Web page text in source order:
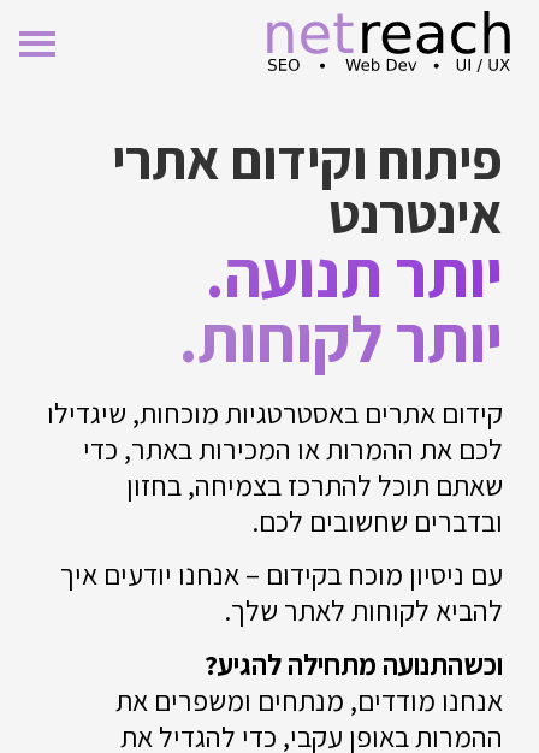
אתרי
באסטרטגיות מוכחות, שיגדילו
או המכירות באתר, כדי
בצמיחה, בחזון
לכם.
בקידום – אנחנו יודעים איך
לאתר שלך.
להגיע?
מנתחים ומשפרים את
עקבי, כדי להגדיל את